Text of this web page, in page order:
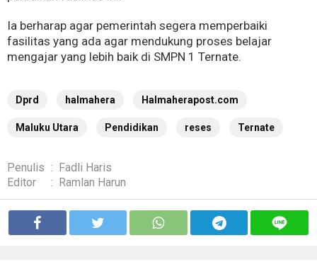
Ia berharap agar pemerintah segera memperbaiki
fasilitas yang ada agar mendukung proses belajar
mengajar yang lebih baik di SMPN 1 Ternate.
Dprd halmahera Halmaherapost.com
Maluku Utara Pendidikan reses Ternate
Penulis :
Fadli Haris
Editor
: Ramlan Harun